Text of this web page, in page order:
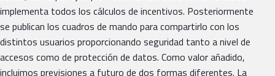
implementa todos los cálculos de incentivos. Posteriormente
se publican los cuadros de mando para compartirlo con los
distintos usuarios proporcionando seguridad tanto a nivel de
accesos como de protección de datos. Como valor añadido,
incluimos previsiones a futuro de dos formas diferentes. La